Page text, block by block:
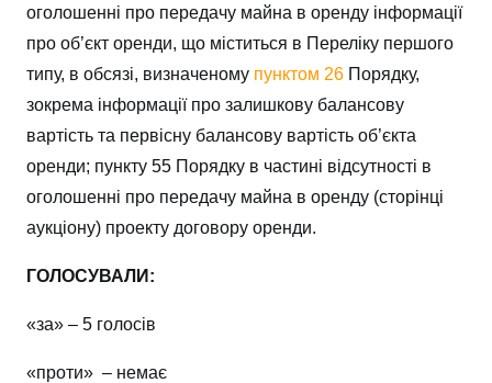
оголошенні про передачу майна в оренду інформації
про об’єкт оренди, що міститься в Переліку першого
типу, в обсязі, визначеному пунктом 26 Порядку,
зокрема інформації про залишкову балансову
вартість та первісну балансову вартість об’єкта
оренди; пункту 55 Порядку в частині відсутності в
оголошенні про передачу майна в оренду (сторінці
аукціону) проекту договору оренди.
ГОЛОСУВАЛИ:
«за» – 5 голосів
«проти» – немає